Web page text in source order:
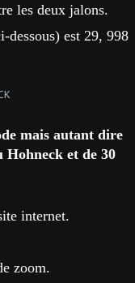
les deux jalons.
dessous) est 29, 998
mais autant dire
et de 30
internet.
zoom.